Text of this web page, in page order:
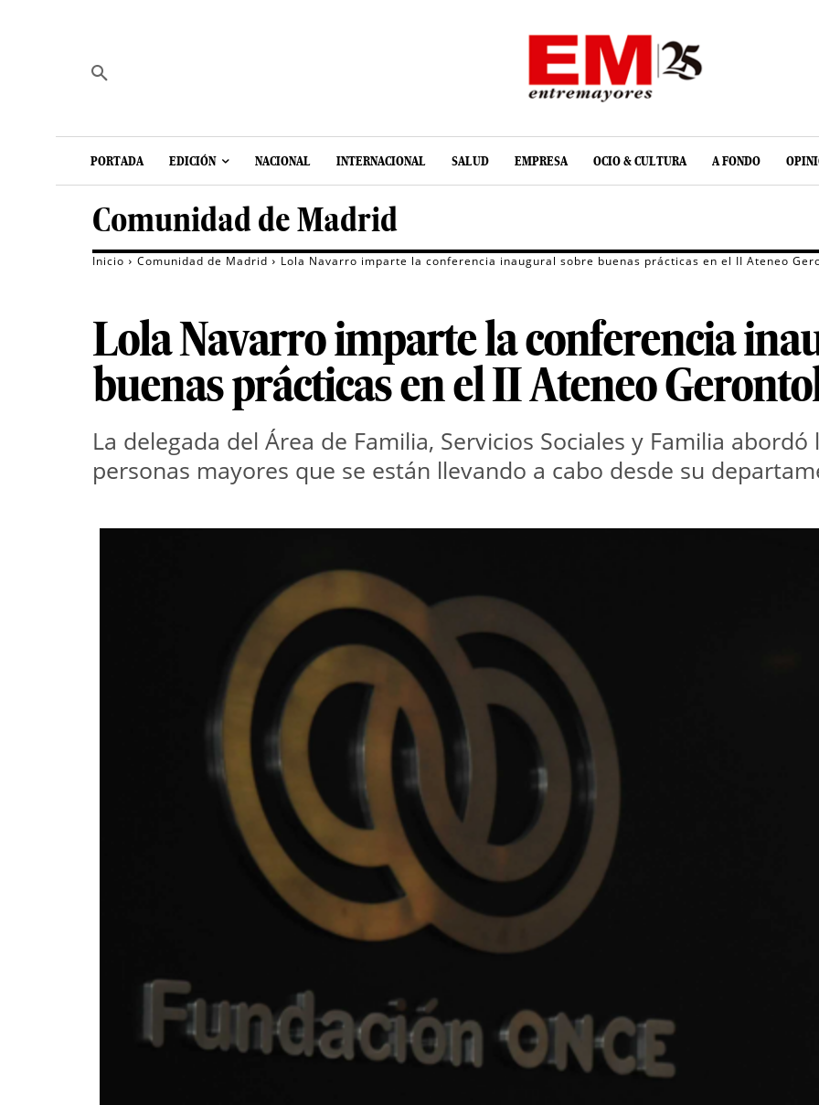
PORTADA EDICIÓN NACIONAL INTERNACIONAL SALUD EMPRESA OCIO & CULTURA A FONDO
Comunidad de Madrid
Inicio Comunidad de Madrid Lola Navarro imparte la conferencia inaugural sobre buenas prácticas en el II Ateneo
Lola Navarro imparte la conferencia
buenas prácticas en el II Ateneo
La delegada del Área de Familia, Servicios Sociales y Familia
personas mayores que se están llevando a cabo desde su